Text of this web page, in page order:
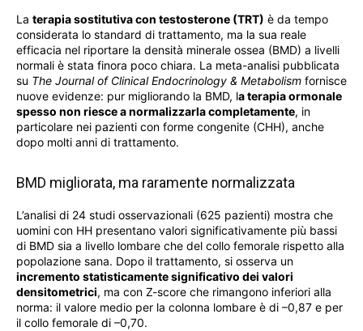
La terapia sostitutiva con testosterone (TRT) è da tempo
considerata lo standard di trattamento, ma la sua reale
efficacia nel riportare la densità minerale ossea (BMD) a livelli
normali è stata finora poco chiara. La meta-analisi pubblicata
su The Journal of Clinical Endocrinology & Metabolism fornisce
nuove evidenze: pur migliorando la BMD, la terapia ormonale
spesso non riesce a normalizzarla completamente, in
particolare nei pazienti con forme congenite (CHH), anche
dopo molti anni di trattamento.
BMD migliorata, ma raramente normalizzata
L’analisi di 24 studi osservazionali (625 pazienti) mostra che
uomini con HH presentano valori significativamente più bassi
di BMD sia a livello lombare che del collo femorale rispetto alla
popolazione sana. Dopo il trattamento, si osserva un
incremento statisticamente significativo dei valori
densitometrici, ma con Z-score che rimangono inferiori alla
norma: il valore medio per la colonna lombare è di –0,87 e per
il collo femorale di –0,70.